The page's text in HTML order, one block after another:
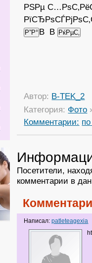
РЅРµ
В В
Автор: B-TEK_2
Категория: Фото
Комментарии:
Посетители,
комментарии в
Написал:patleteagexia